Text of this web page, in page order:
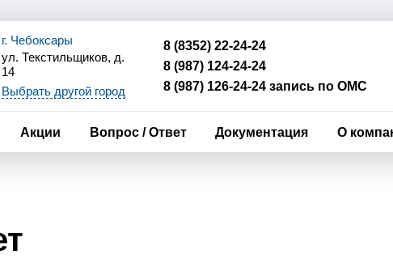
г. Чебоксары
ул. Текстильщиков, д.
14
+7(8352)22-24-24
+7(987)124-24-24
+7(987)126-24-24 запись
по ОМС
Выбрать другой город
8 (8352) 22-24-24
8 (987) 124-24-24
8 (987) 126-24-24 запись по ОМС
Акции Вопрос / Ответ Документация О